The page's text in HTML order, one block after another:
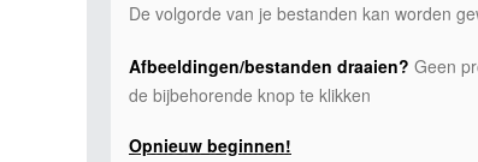
De volgorde van je bestanden kan worden
Afbeeldingen/bestanden draaien? Geen
de bijbehorende knop te klikken
Opnieuw beginnen!